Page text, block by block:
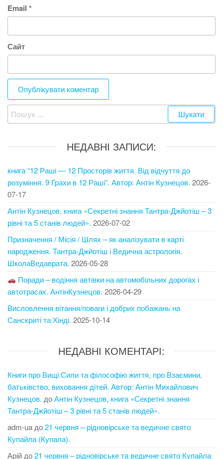
Email *
Сайт
Пошук:
НЕДАВНІ ЗАПИСИ:
книга “12 Раші — 12 Просторів життя. Від відчуття до
розуміння. 9 Грахи в 12 Раші”. Автор: Антін Кузнецов. 2026-
07-17
Антін Кузнецов, книга «Секретні знання Тантра-Джйотіш – 3
рівні та 5 станів людей». 2026-07-02
Призначення / Місія / Шлях – як аналізувати в карті
народження. Тантра-Джйотіш і Ведична астрологія.
ШколаВедаврата. 2026-05-28
Поради – водіння автівки на автомобільних дорогах і
автотрасах. АнтінКузнецов. 2026-04-29
Висловлення вітання/поваги і добрих побажань на
Санскриті та Хінді. 2025-10-14
НЕДАВНІ КОМЕНТАРІ:
Книги про Вищі Сили та філософію життя, про Взаємини,
батьківство, виховання дітей. Автор: Антін Михайлович
Кузнецов. доАнтін Кузнецов, книга «Секретні знання
Тантра-Джйотіш – 3 рівні та 5 станів людей».
adm-ua до21 червня – рідновірське та ведичне свято
Купайла (Купала).
Арій до21 червня – рідновірське та ведичне свято Купайла